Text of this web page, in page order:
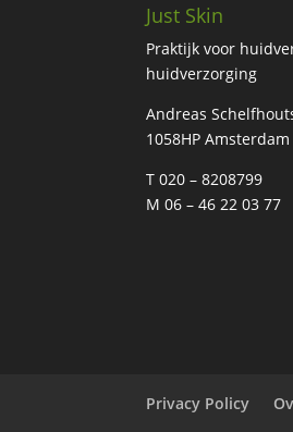
Just Skin
Praktijk voor
huidverzorging
Andreas
1058HP Amsterdam
T 020 – 8208799
M 06 – 46 22 03 77
Privacy Policy